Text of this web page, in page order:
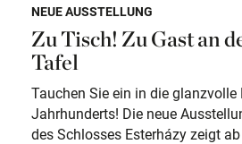
NEUE AUSSTELLUNG
Zu Tisch! Zu Gast an
Tafel
Tauchen Sie ein in die glanzvolle
Jahrhunderts! Die neue
des Schlosses Esterházy zeigt